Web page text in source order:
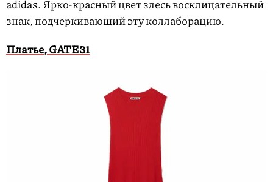
adidas. Ярко-красный цвет здесь восклицательный
знак, подчеркивающий эту коллаборацию.
Платье, GATE31